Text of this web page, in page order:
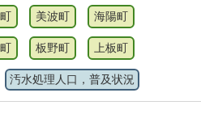
美波町 海陽町
板野町 上板町
汚水処理人口，普及状況